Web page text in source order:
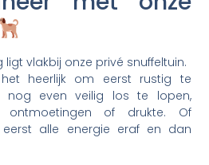
vlakbij onze privé snuffeltuin.
heerlijk om eerst rustig te
nog even veilig los te lopen,
ontmoetingen of drukte. Of
eerst alle energie eraf en dan